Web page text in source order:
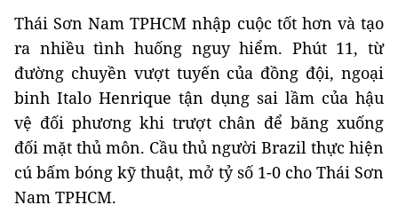
Thái Sơn Nam TPHCM nhập cuộc tốt hơn và tạo
ra nhiều tình huống nguy hiểm. Phút 11, từ
đường chuyền vượt tuyến của đồng đội, ngoại
binh Italo Henrique tận dụng sai lầm của hậu
vệ đối phương khi trượt chân để băng xuống
đối mặt thủ môn. Cầu thủ người Brazil thực hiện
cú bấm bóng kỹ thuật, mở tỷ số 1-0 cho Thái Sơn
Nam TPHCM.